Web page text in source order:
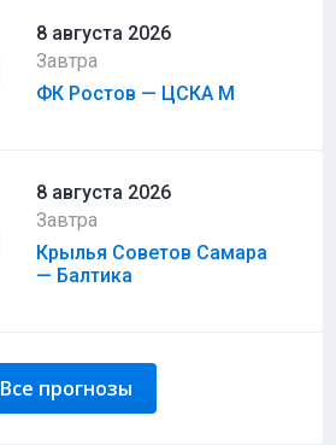
8 августа 2026
Завтра
ФК Ростов — ЦСКА М
8 августа 2026
Завтра
Крылья Советов Самара
— Балтика
Все прогнозы